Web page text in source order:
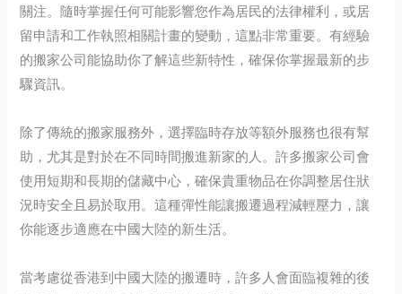
關注。隨時掌握任何可能影響您作為居民的法律權利，或居
留申請和工作執照相關計畫的變動，這點非常重要。有經驗
的搬家公司能協助你了解這些新特性，確保你掌握最新的步
驟資訊。
除了傳統的搬家服務外，選擇臨時存放等額外服務也很有幫
助，尤其是對於在不同時間搬進新家的人。許多搬家公司會
使用短期和長期的儲藏中心，確保貴重物品在你調整居住狀
況時安全且易於取用。這種彈性能讓搬遷過程減輕壓力，讓
你能逐步適應在中國大陸的新生活。
當考慮從香港到中國大陸的搬遷時，許多人會面臨複雜的後